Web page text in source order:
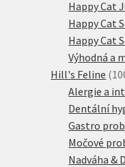
Happy Cat
Happy Cat
Happy Cat
Výhodná a
Hill's Feline
Alergie a
Dentální
Gastro
Močové
Nadváha &